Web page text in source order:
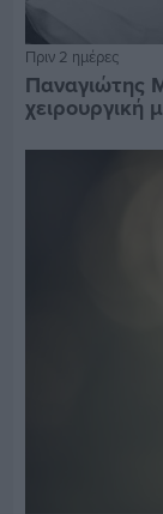
Πριν 2 ημέρες
Παναγιώτης
χειρουργική